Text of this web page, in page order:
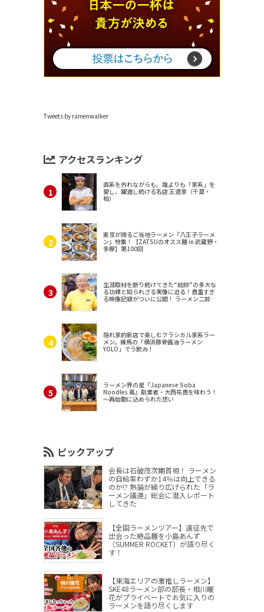
Tweets by ramenwalker
アクセスランキング
直系を外れながらも、誰よりも「家系」を
愛し、躍進し続ける名店 王道家（千葉・
柏）
東京が誇るご当地ラーメン『八王子ラーメ
ン』特集！【ZATSUのオスス麺 in 武蔵野・
多摩】第100回
生涯取材を断り続けてきた“総帥”の多大な
る功績と知られざる実像に迫る！貴重すぎ
る映像記録がついに公開！ ラーメン二郎
隠れ家的新店で楽しむクラシカル家系ラー
メン。練馬の「横浜豚骨醤油ラーメン
YOLO」でラ飲み！
ラーメン界の星『Japanese Soba
Noodles 蔦』創業者・大西祐貴を味わう！
～再始動に込められた想い
ピックアップ
会長は石破茂次期首相！ ラーメン
の自給率わずか14％は向上できる
のか!? 熱論が繰り広げられた「ラ
ーメン議連」総会に潜入レポート
してきた
【全国ラーメンツアー】遠征先で
出会った絶品麺を小島あんず
（SUMMER ROCKET）が語り尽く
す！
【東海エリアの激推しラーメン】
SKE48ラーメン部の部長・相川暖
花がプライベートでお気に入りの
ラーメンを語り尽くします